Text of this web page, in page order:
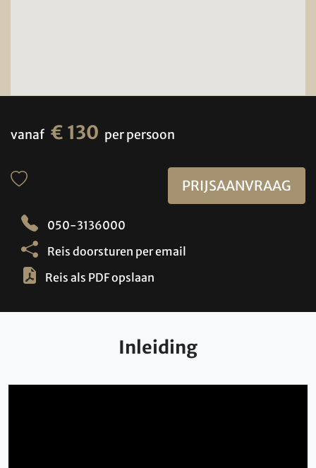
vanaf € 130 per persoon
PRIJSAANVRAAG
050-3136000
Reis doorsturen per email
Reis als PDF opslaan
Inleiding